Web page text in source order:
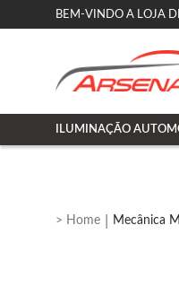
BEM-VINDO A LOJA
ILUMINAÇÃO
Mecânica